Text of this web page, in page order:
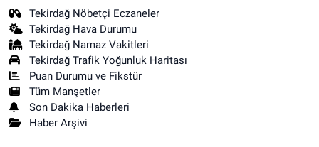
Tekirdağ Nöbetçi Eczaneler
Tekirdağ Hava Durumu
Tekirdağ Namaz Vakitleri
Tekirdağ Trafik Yoğunluk Haritası
Puan Durumu ve Fikstür
Tüm Manşetler
Son Dakika Haberleri
Haber Arşivi